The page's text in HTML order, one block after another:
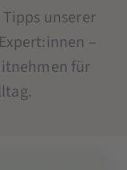
unserer
–
für